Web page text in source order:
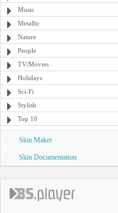
Music
Metallic
Nature
People
TV/Movies
Holidays
Sci-Fi
Stylish
Top 10
Skin Maker
Skin Documentation